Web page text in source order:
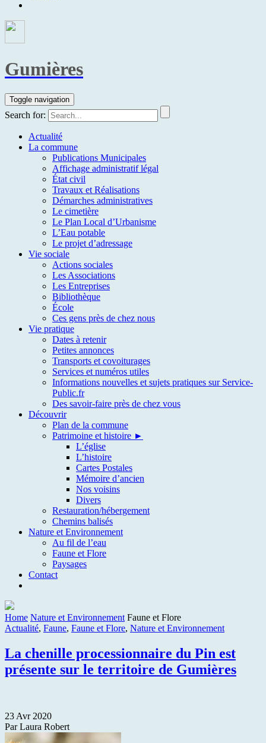
Gumières
Toggle navigation
Search for:
Actualité
La commune
Publications Municipales
Affichage administratif légal
État civil
Travaux et Réalisations
Démarches administratives
Le cimetière
Le Plan Local d’Urbanisme
L’Eau potable
Le projet d’adressage
Vie sociale
Actions sociales
Les Associations
Les Entreprises
Bibliothèque
École
Ces gens près de chez nous
Vie pratique
Dates à retenir
Petites annonces
Transports et covoiturages
Services et numéros utiles
Informations nouvelles et sujets pratiques sur Service-
Public.fr
Des savoir-faire près de chez vous
Découvrir
Plan de la commune
Patrimoine et histoire ►
L’église
L’histoire
Cartes Postales
Mémoire d’ancien
Nos voisins
Divers
Restauration/hébergement
Chemins balisés
Nature et Environnement
Au fil de l’eau
Faune et Flore
Paysages
Contact
Home Nature et Environnement Faune et Flore
Actualité, Faune, Faune et Flore, Nature et Environnement
La chenille processionnaire du Pin est
présente sur le territoire de Gumières
23 Avr 2020
Par Laura Robert